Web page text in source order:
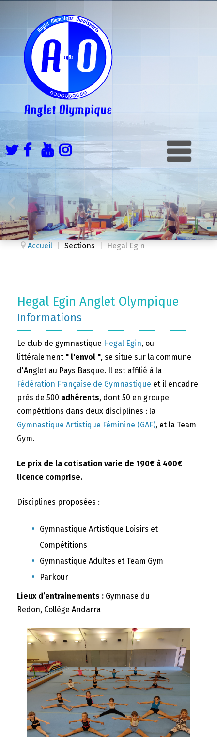
Accueil Sections Hegal Egin
Hegal Egin Anglet Olympique
Informations
Le club de gymnastique Hegal Egin, ou
littéralement " l'envol ", se situe sur la commune
d'Anglet au Pays Basque. Il est affilié à la
Fédération Française de Gymnastique et il encadre
près de 500 adhérents, dont 50 en groupe
compétitions dans deux disciplines : la
Gymnastique Artistique Féminine (GAF), et la Team
Gym.
Le prix de la cotisation varie de 190€ à 400€
licence comprise.
Disciplines proposées :
Gymnastique Artistique Loisirs et
Compétitions
Gymnastique Adultes et Team Gym
Parkour
Lieux d’entrainements : Gymnase du
Redon, Collège Andarra